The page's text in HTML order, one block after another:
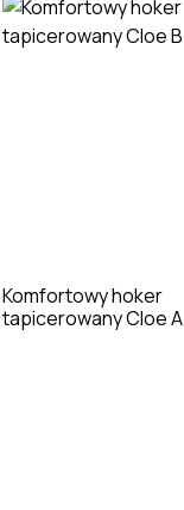
Komfortowy hoker
tapicerowany Cloe A